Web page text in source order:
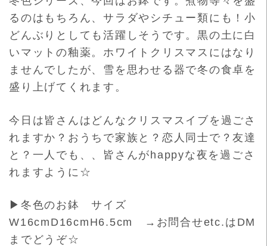
るのはもちろん、サ ラダやシチュー類にも！小
どんぶりとしても活躍しそうです。黒の土に白
いマットの釉薬。ホワイトクリスマスにはなり
ませんでしたが、雪を思わせる器で冬の食卓を
盛り上げてくれます。
今日は皆さんはどんなクリスマスイブを過ごさ
れますか？おうちで家族と？恋人同士で？友達
と？一人でも、、皆さんがhappyな夜を過ごさ
れますように☆
▶冬色のお鉢 サイズ
W16cmD16cmH6.5cm →お問合せetc.はDM
までどうぞ☆